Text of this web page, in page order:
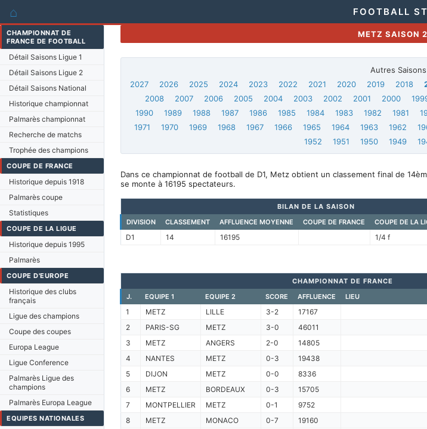
⌂ FOOTBALL
CHAMPIONNAT DE
FRANCE DE FOOTBALL
Détail Saisons Ligue 1
Détail Saisons Ligue 2
Détail Saisons National
Historique championnat
Palmarès championnat
Recherche de matchs
Trophée des champions
COUPE DE FRANCE
Historique depuis 1918
Palmarès coupe
Statistiques
COUPE DE LA LIGUE
Historique depuis 1995
Palmarès
COUPE D'EUROPE
Historique des clubs
français
Ligue des champions
Coupe des coupes
Europa League
Ligue Conference
Palmarès Ligue des
champions
Palmarès Europa League
EQUIPES NATIONALES
METZ SAISON
Autres
2027
2026 2025 2024 2023 2022 2021 2020 2019 2018
2008
2007 2006 2005 2004 2003 2002 2001 2000
1990
1989 1988 1987 1986 1985 1984 1983 1982 1981
1971
1970 1969 1968 1967 1966 1965 1964 1963 1962
1952
1951 1950 1949
Dans ce championnat de football de D1, Metz obtient un classement final de
se monte à 16195 spectateurs.
BILAN DE LA SAISON
DIVISION
CLASSEMENT AFFLUENCE MOYENNE COUPE DE FRANCE COUPE DE LA
D1 14 16195 1/4 f
CHAMPIONNAT DE FRANCE
J.
EQUIPE 1 EQUIPE 2 SCORE AFFLUENCE LIEU
1 METZ LILLE 3-2
17167
2
PARIS-SG METZ 3-0
46011
3
METZ ANGERS 2-0
14805
4
NANTES METZ 0-3
19438
5
DIJON METZ 0-0
8336
6
METZ BORDEAUX 0-3
15705
7
MONTPELLIER METZ 0-1
9752
8
METZ MONACO 0-7
19160